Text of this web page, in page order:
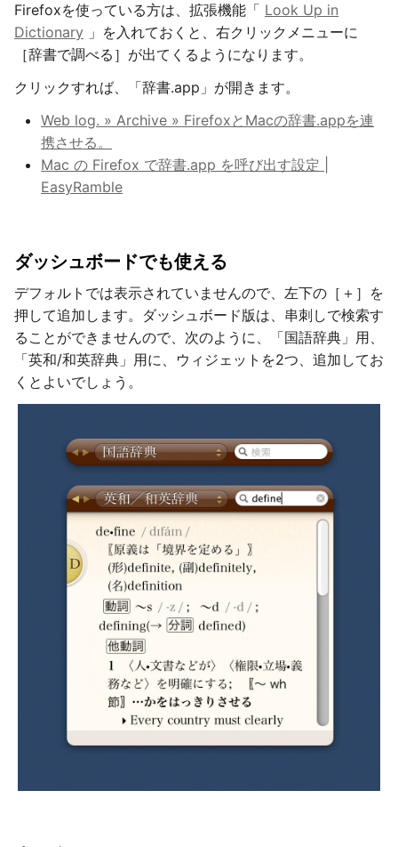
Firefoxを使っている方は、拡張機能「 Look Up in
Dictionary 」を入れておくと、右クリックメニューに
［辞書で調べる］が出てくるようになります。
クリックすれば、「辞書.app」が開きます。
Web log. » Archive » FirefoxとMacの辞書.appを連
携させる。
Mac の Firefox で辞書.app を呼び出す設定 |
EasyRamble
ダッシュボードでも使える
デフォルトでは表示されていませんので、左下の［＋］を
押して追加します。ダッシュボード版は、串刺しで検索す
ることができませんので、次のように、「国語辞典」用、
「英和/和英辞典」用に、ウィジェットを2つ、追加してお
くとよいでしょう。